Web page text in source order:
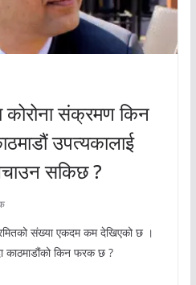
कोरोना संक्रमण किन
उपत्यकालाई
सकिछ ?
संख्या एकदम कम देखिएको छ ।
काठमाडौंको किन फरक छ ?